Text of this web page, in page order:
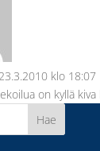
klo 18:07
on kyllä kiva